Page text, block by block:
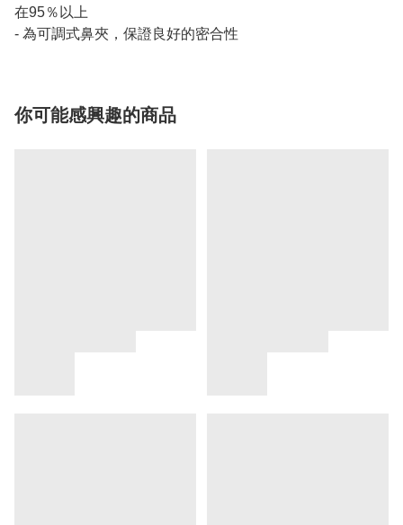
在95％以上
- 為可調式鼻夾，保證良好的密合性
你可能感興趣的商品